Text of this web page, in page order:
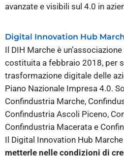
avanzate e visibili sul 4.0 in
Digital Innovation Hub
Il DIH Marche è
costituita a febbraio 2018, per
trasformazione digitale delle
Piano Nazionale Impresa 4.0.
Confindustria Marche,
Confindustria Ascoli Piceno,
Confindustria Macerata e
Il Digital Innovation Hub Marche
metterle nelle condizioni di